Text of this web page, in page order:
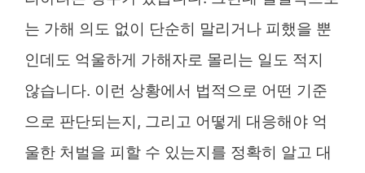
는 가해 의도 없이 단순히 말리거나 피했을 뿐
인데도 억울하게 가해자로 몰리는 일도 적지
않습니다. 이런 상황에서 법적으로 어떤 기준
으로 판단되는지, 그리고 어떻게 대응해야 억
울한 처벌을 피할 수 있는지를 정확히 알고 대